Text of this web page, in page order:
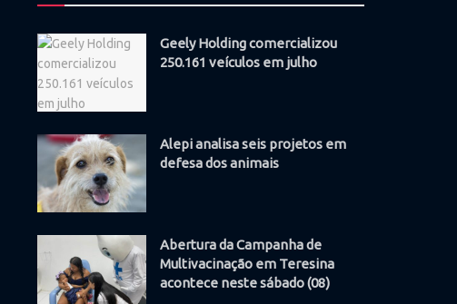
Geely Holding comercializou
250.161 veículos em julho
Alepi analisa seis projetos em
defesa dos animais
Abertura da Campanha de
Multivacinação em Teresina
acontece neste sábado (08)